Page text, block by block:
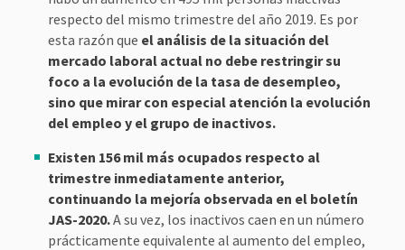
respecto del mismo trimestre del año 2019. Es por
esta razón que el análisis de la situación del
mercado laboral actual no debe restringir su
foco a la evolución de la tasa de desempleo,
sino que mirar con especial atención la evolución
del empleo y el grupo de inactivos.
Existen 156 mil más ocupados respecto al
trimestre inmediatamente anterior,
continuando la mejoría observada en el boletín
JAS-2020.A su vez, los inactivos caen en un número
prácticamente equivalente al aumento del empleo,